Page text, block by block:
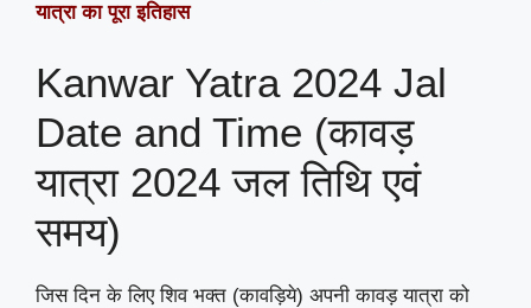
यात्रा का पूरा इतिहास
Kanwar Yatra 2024 Jal
Date and Time (कावड़
यात्रा 2024 जल तिथि एवं
समय)
जिस दिन के लिए शिव भक्त (कावड़िये) अपनी कावड़ यात्रा को